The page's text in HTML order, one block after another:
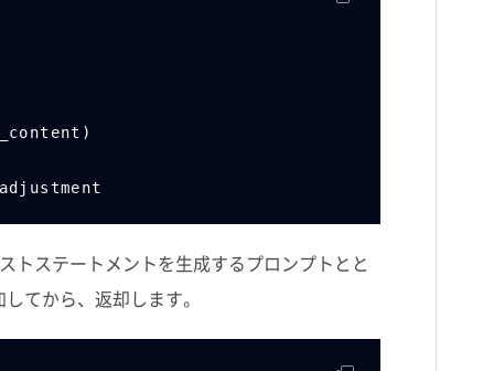
adjustment
トステートメントを生成するプロンプトとと
てから、返却します。